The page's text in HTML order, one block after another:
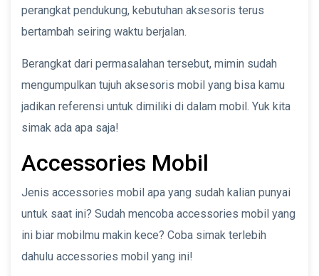
perangkat pendukung, kebutuhan aksesoris terus
bertambah seiring waktu berjalan.
Berangkat dari permasalahan tersebut, mimin sudah
mengumpulkan tujuh aksesoris mobil yang bisa kamu
jadikan referensi untuk dimiliki di dalam mobil. Yuk kita
simak ada apa saja!
Accessories Mobil
Jenis accessories mobil apa yang sudah kalian punyai
untuk saat ini? Sudah mencoba accessories mobil yang
ini biar mobilmu makin kece? Coba simak terlebih
dahulu accessories mobil yang ini!